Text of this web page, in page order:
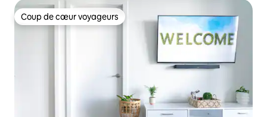
Coup de cœur voyageurs
Coup de cœur voyageurs